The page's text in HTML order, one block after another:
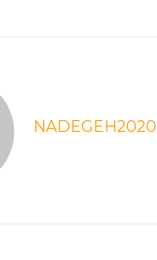
NADEGEH2020